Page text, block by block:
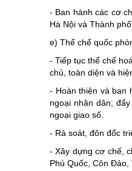
- Ban hành các cơ
Hà Nội và Thành
e) Thể chế quốc
- Tiếp tục thể chế
chủ, toàn diện và
- Hoàn thiện và ban
ngoại nhân dân;
ngoại giao số.
- Rà soát, đôn đốc
- Xây dựng cơ chế,
Phú Quốc, Côn